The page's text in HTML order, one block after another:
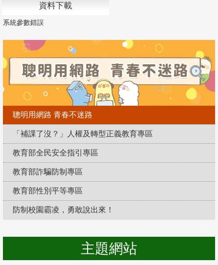
資料下載
系統參數錯誤
聰明用網路 青春不迷路
「補課了沒？」人權及轉型正義教育專區
教育部全民安全指引專區
教育部詐騙防制專區
教育部性別平等專區
防制校園霸凌，勇敢說出來！
主題網站